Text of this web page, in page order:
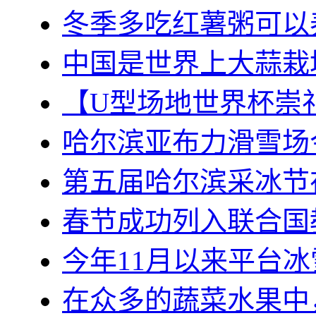
冬季多吃红薯粥可
中国是世界上大蒜
【U型场地世界杯
哈尔滨亚布力滑雪
第五届哈尔滨采冰
春节成功列入联合
今年11月以来平台
在众多的蔬菜水果